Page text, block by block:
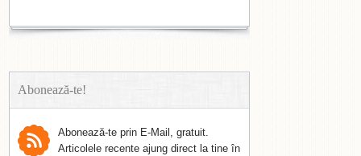
Abonează-te!
Abonează-te prin E-Mail, gratuit.
Articolele recente ajung direct la tine în